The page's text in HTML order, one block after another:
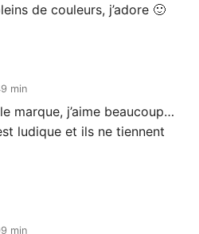
de couleurs, j’adore 🙂
min
marque, j’aime beaucoup…
ludique et ils ne tiennent
min